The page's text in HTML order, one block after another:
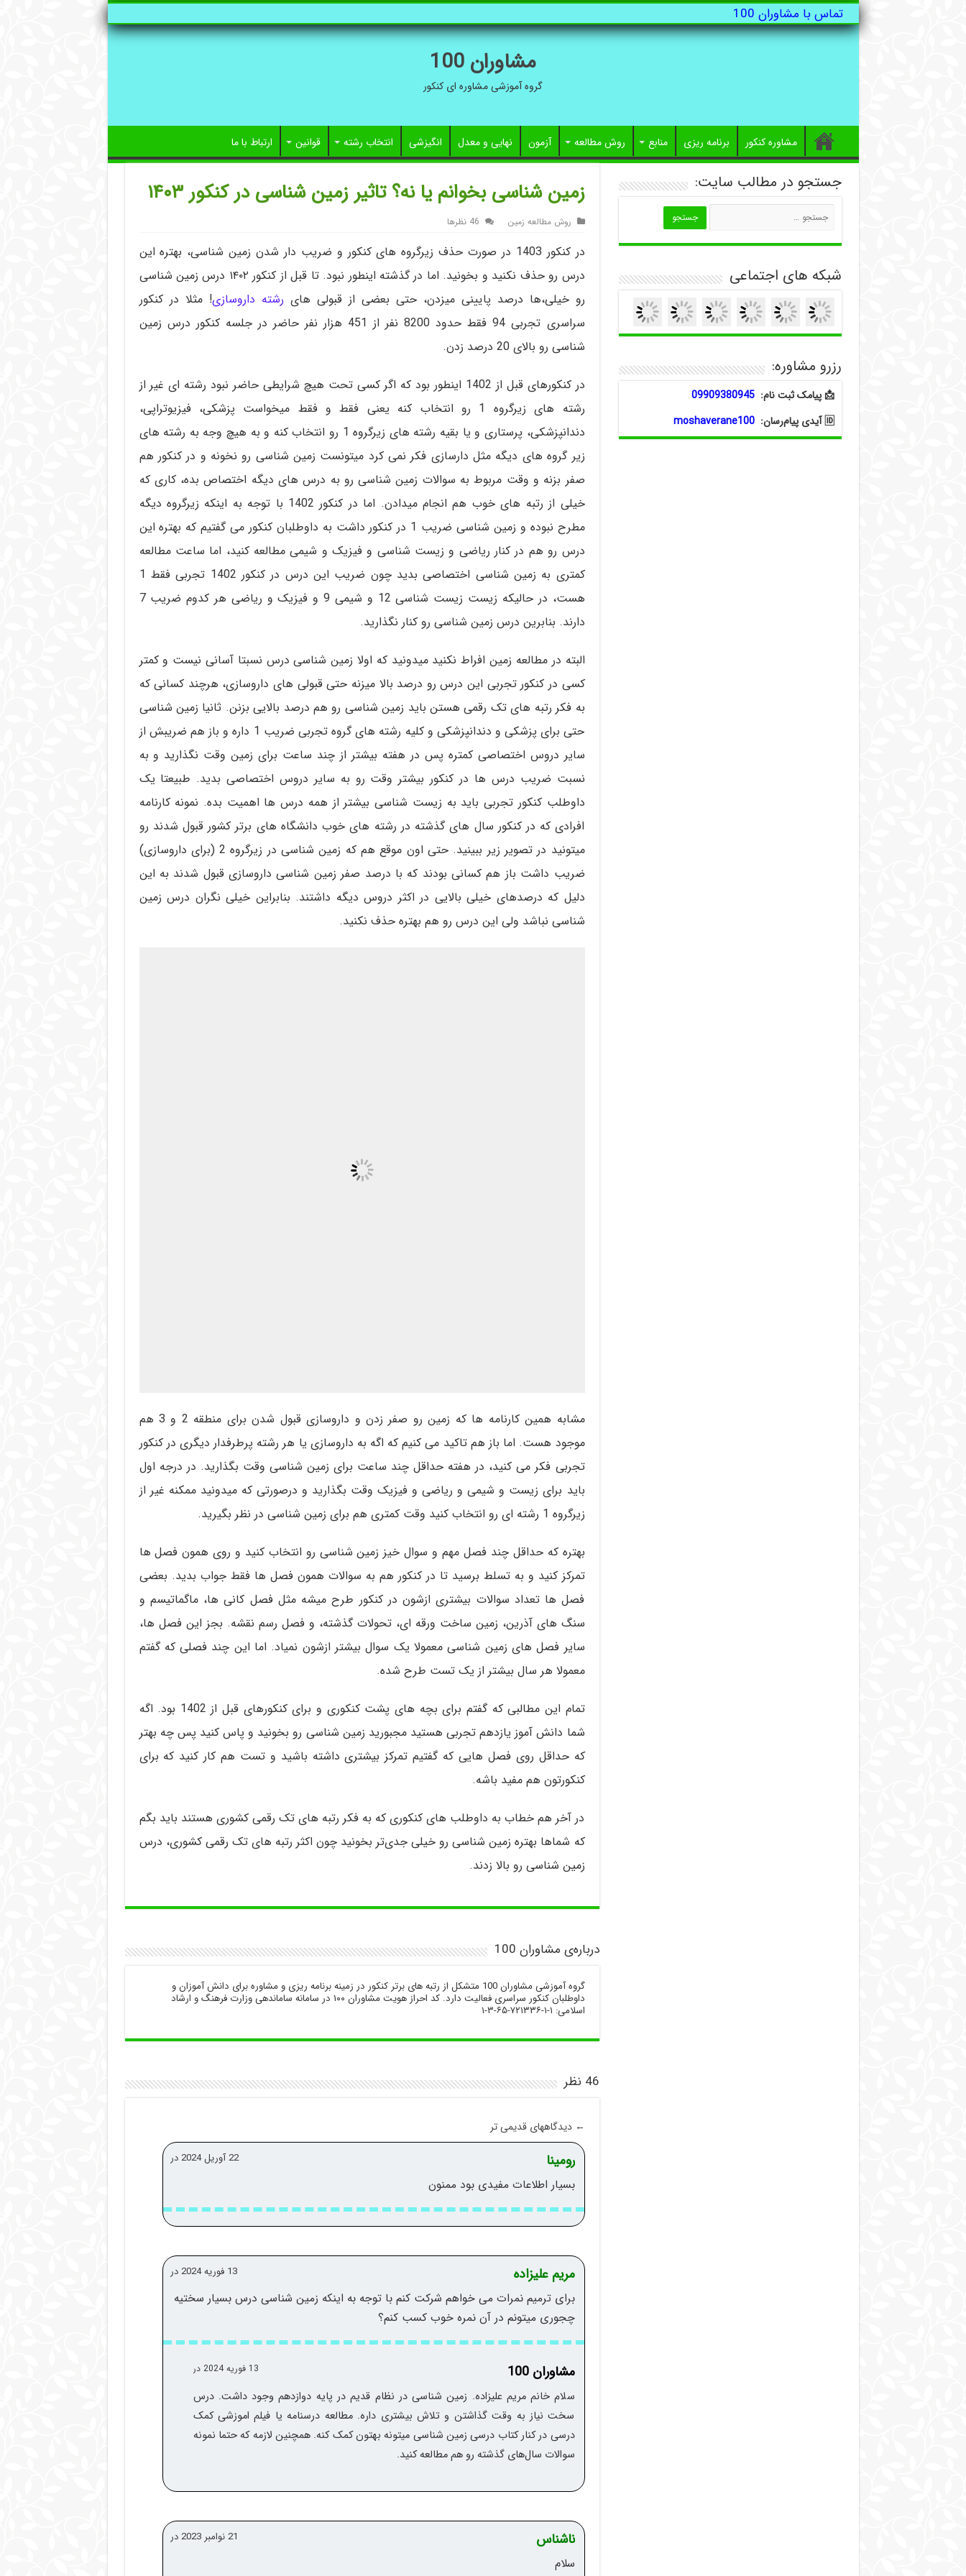
تماس با مشاوران 100
مشاوران 100
گروه آموزشی مشاوره ای کنکور
مشاوره کنکور برنامه ریزی منابع روش مطالعه آزمون نهایی و معدل انگیزشی انتخاب رشته قوانین ارتباط با ما
زمین شناسی بخوانم یا نه؟ تاثیر زمین شناسی در کنکور ۱۴۰۳
روش مطالعه زمین 46 نظرها
در کنکور 1403 در صورت حذف زیرگروه های کنکور و ضریب دار شدن زمین شناسی، بهتره این
درس رو حذف نکنید و بخونید. اما در گذشته اینطور نبود. تا قبل از کنکور ۱۴۰۲ درس زمین شناسی
رو خیلی،ها درصد پایینی میزدن، حتی بعضی از قبولی های رشته داروسازی! مثلا در کنکور
سراسری تجربی 94 فقط حدود 8200 نفر از 451 هزار نفر حاضر در جلسه کنکور درس زمین
شناسی رو بالای 20 درصد زدن.
در کنکورهای قبل از 1402 اینطور بود که اگر کسی تحت هیچ شرایطی حاضر نبود رشته ای غیر از
رشته های زیرگروه 1 رو انتخاب کنه یعنی فقط و فقط میخواست پزشکی، فیزیوتراپی،
دندانپزشکی، پرستاری و یا بقیه رشته های زیرگروه 1 رو انتخاب کنه و به هیچ وجه به رشته های
زیر گروه های دیگه مثل دارسازی فکر نمی کرد میتونست زمین شناسی رو نخونه و در کنکور هم
صفر بزنه و وقت مربوط به سوالات زمین شناسی رو به درس های دیگه اختصاص بده، کاری که
خیلی از رتبه های خوب هم انجام میدادن. اما در کنکور 1402 با توجه به اینکه زیرگروه دیگه
مطرح نبوده و زمین شناسی ضریب 1 در کنکور داشت به داوطلبان کنکور می گفتیم که بهتره این
درس رو هم در کنار ریاضی و زیست شناسی و فیزیک و شیمی مطالعه کنید، اما ساعت مطالعه
کمتری به زمین شناسی اختصاصی بدید چون ضریب این درس در کنکور 1402 تجربی فقط 1
هست، در حالیکه زیست زیست شناسی 12 و شیمی 9 و فیزیک و ریاضی هر کدوم ضریب 7
دارند. بنابرین درس زمین شناسی رو کنار نگذارید.
البته در مطالعه زمین افراط نکنید میدونید که اولا زمین شناسی درس نسبتا آسانی نیست و کمتر
کسی در کنکور تجربی این درس رو درصد بالا میزنه حتی قبولی های داروسازی، هرچند کسانی که
به فکر رتبه های تک رقمی هستن باید زمین شناسی رو هم درصد بالایی بزنن. ثانیا زمین شناسی
حتی برای پزشکی و دندانپزشکی و کلیه رشته های گروه تجربی ضریب 1 داره و باز هم ضریبش از
سایر دروس اختصاصی کمتره پس در هفته بیشتر از چند ساعت برای زمین وقت نگذارید و به
نسبت ضریب درس ها در کنکور بیشتر وقت رو به سایر دروس اختصاصی بدید. طبیعتا یک
داوطلب کنکور تجربی باید به زیست شناسی بیشتر از همه درس ها اهمیت بده. نمونه کارنامه
افرادی که در کنکور سال های گذشته در رشته های خوب دانشگاه های برتر کشور قبول شدند رو
میتونید در تصویر زیر ببینید. حتی اون موقع هم که زمین شناسی در زیرگروه 2 (برای داروسازی)
ضریب داشت باز هم کسانی بودند که با درصد صفر زمین شناسی داروسازی قبول شدند به این
دلیل که درصدهای خیلی بالایی در اکثر دروس دیگه داشتند. بنابراین خیلی نگران درس زمین
شناسی نباشد ولی این درس رو هم بهتره حذف نکنید.
مشابه همین کارنامه ها که زمین رو صفر زدن و داروسازی قبول شدن برای منطقه 2 و 3 هم
موجود هست. اما باز هم تاکید می کنیم که اگه به داروسازی یا هر رشته پرطرفدار دیگری در کنکور
تجربی فکر می کنید، در هفته حداقل چند ساعت برای زمین شناسی وقت بگذارید. در درجه اول
باید برای زیست و شیمی و ریاضی و فیزیک وقت بگذارید و درصورتی که میدونید ممکنه غیر از
زیرگروه 1 رشته ای رو انتخاب کنید وقت کمتری هم برای زمین شناسی در نظر بگیرید.
بهتره که حداقل چند فصل مهم و سوال خیز زمین شناسی رو انتخاب کنید و روی همون فصل ها
تمرکز کنید و به تسلط برسید تا در کنکور هم به سوالات همون فصل ها فقط جواب بدید. بعضی
فصل ها تعداد سوالات بیشتری ازشون در کنکور طرح میشه مثل فصل کانی ها، ماگماتیسم و
سنگ های آذرین، زمین ساخت ورقه ای، تحولات گذشته، و فصل رسم نقشه. بجز این فصل ها،
سایر فصل های زمین شناسی معمولا یک سوال بیشتر ازشون نمیاد. اما این چند فصلی که گفتم
معمولا هر سال بیشتر از یک تست طرح شده.
تمام این مطالبی که گفتم برای بچه های پشت کنکوری و برای کنکورهای قبل از 1402 بود. اگه
شما دانش آموز یازدهم تجربی هستید مجبورید زمین شناسی رو بخونید و پاس کنید پس چه بهتر
که حداقل روی فصل هایی که گفتیم تمرکز بیشتری داشته باشید و تست هم کار کنید که برای
کنکورتون هم مفید باشه.
در آخر هم خطاب به داوطلب های کنکوری که به فکر رتبه های تک رقمی کشوری هستند باید بگم
که شماها بهتره زمین شناسی رو خیلی جدی‌تر بخونید چون اکثر رتبه های تک رقمی کشوری، درس
زمین شناسی رو بالا زدند.
درباره‌ی مشاوران 100
گروه آموزشی مشاوران 100 متشکل از رتبه های برتر کنکور در زمینه برنامه ریزی و مشاوره برای دانش آموزان و
داوطلبان کنکور سراسری فعالیت دارد. کد احراز هویت مشاوران ۱۰۰ در سامانه ساماندهی وزارت فرهنگ و ارشاد
اسلامی: ۱-۱-۷۲۱۳۳۶-۶۵-۳-۱
46 نظر
← دیدگاههای قدیمی تر
رومینا 22 آوریل 2024 در
بسیار اطلاعات مفیدی بود ممنون
مریم علیزاده 13 فوریه 2024 در
برای ترمیم نمرات می خواهم شرکت کنم با توجه به اینکه زمین شناسی درس بسیار سختیه
چجوری میتونم در آن نمره خوب کسب کنم؟
مشاوران 100 13 فوریه 2024 در
سلام خانم مریم علیزاده. زمین شناسی در نظام قدیم در پایه دوازدهم وجود داشت. درس
سخت نیاز به وقت گذاشتن و تلاش بیشتری داره. مطالعه درسنامه یا فیلم اموزشی کمک
درسی در کنار کتاب درسی زمین شناسی میتونه بهتون کمک کنه. همچنین لازمه که حتما نمونه
سوالات سال‌های گذشته رو هم مطالعه کنید.
ناشناس 21 نوامبر 2023 در
سلام
جستجو در مطالب سایت:
شبکه های اجتماعی
رزرو مشاوره:
📩 پیامک ثبت نام:09909380945
🆔 آیدی پیام‌رسان:
moshaverane100